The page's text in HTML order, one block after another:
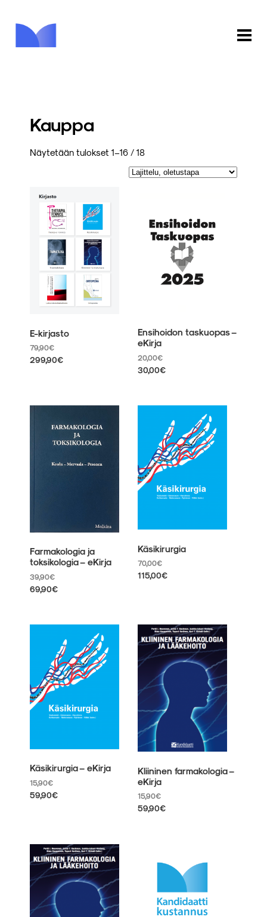
INFO
KIRJAUDU
Kauppa
Näytetään tulokset 1–16 / 18
E-kirjasto
79,90€
299,90€
useampi
tehdä
valinnat
tuotteen
Ensihoidon taskuopas –
eKirja
20,00€
30,00€
on
muunnelma.
tehdä
valinnat
tuotteen
sivulla.
Farmakologia ja
toksikologia – eKirja
39,90€
69,90€
on
muunnelma.
tehdä
valinnat
tuotteen
sivulla.
Käsikirurgia
70,00€
115,00€
muunnelma.
Voit
tehdä
valinnat
tuotteen
sivulla.
Käsikirurgia – eKirja
15,90€
59,90€
muunnelma.
Voit
tehdä
valinnat
tuotteen
sivulla.
Kliininen farmakologia –
eKirja
15,90€
59,90€
muunnelma.
valinnat
tuotteen